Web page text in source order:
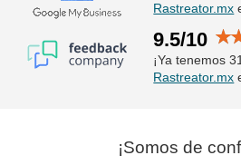
Rastreator.mx
9.5/10
¡Ya tenemos
Rastreator.mx
¡Somos de